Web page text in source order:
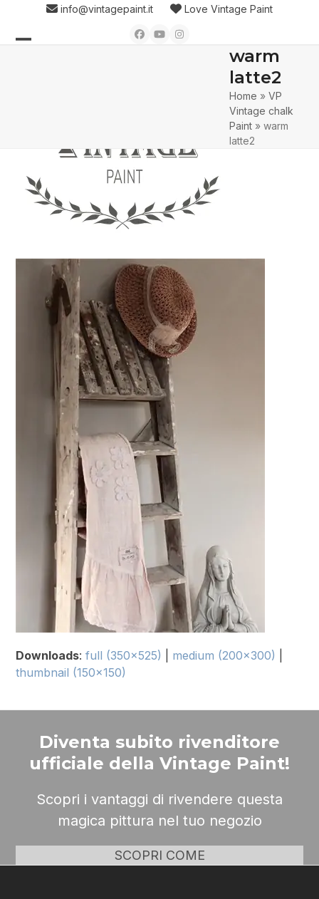
content
info@vintagepaint.it Love Vintage Paint
Facebook
YouTubeInstagram
warm
latte2
Home »VP
Vintage chalk
Paint »warm
latte2
Downloads:full (350x525) medium (200x300)
thumbnail (150x150)
Diventa subito rivenditore
ufficiale della Vintage Paint!
Scopri i vantaggi di rivendere questa
magica pittura nel tuo negozio
SCOPRI COME